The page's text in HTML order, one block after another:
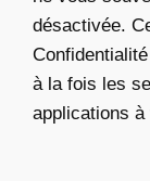
désactivée.
à la fois les
applications